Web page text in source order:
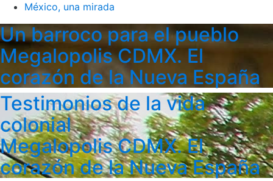
México, una mirada
Un barroco para el pueblo
Megalopolis CDMX. El
corazón de la Nueva España
Testimonios de la vida
colonial
Megalopolis CDMX. El
corazón de la Nueva España